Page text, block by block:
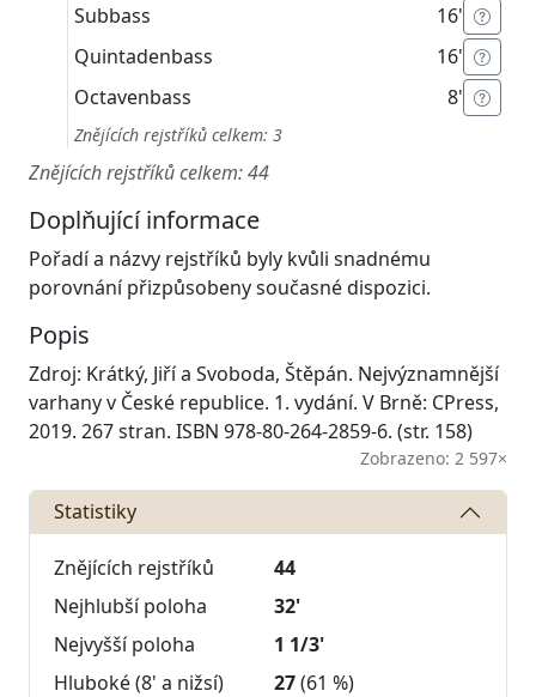
Subbass
16'
Quintadenbass
16'
Octavenbass
8'
Znějících rejstříků celkem: 3
Znějících rejstříků celkem: 44
Doplňující informace
Pořadí a názvy rejstříků byly kvůli snadnému
porovnání přizpůsobeny současné dispozici.
Popis
Zdroj: Krátký, Jiří a Svoboda, Štěpán. Nejvýznamnější
varhany v České republice. 1. vydání. V Brně: CPress,
2019. 267 stran. ISBN 978-80-264-2859-6. (str. 158)
Zobrazeno: 2 597×
Statistiky
Znějících rejstříků
44
Nejhlubší poloha
32'
Nejvyšší poloha
1 1/3'
Hluboké (8' a nižsí)
27(61 %)